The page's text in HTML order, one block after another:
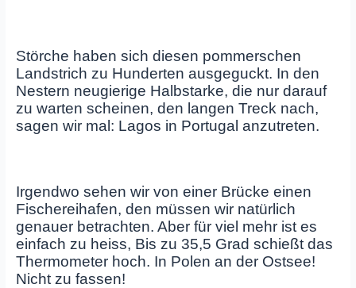
Störche haben sich diesen pommerschen
Landstrich zu Hunderten ausgeguckt. In den
Nestern neugierige Halbstarke, die nur darauf
zu warten scheinen, den langen Treck nach,
sagen wir mal: Lagos in Portugal anzutreten.
Irgendwo sehen wir von einer Brücke einen
Fischereihafen, den müssen wir natürlich
genauer betrachten. Aber für viel mehr ist es
einfach zu heiss, Bis zu 35,5 Grad schießt das
Thermometer hoch. In Polen an der Ostsee!
Nicht zu fassen!